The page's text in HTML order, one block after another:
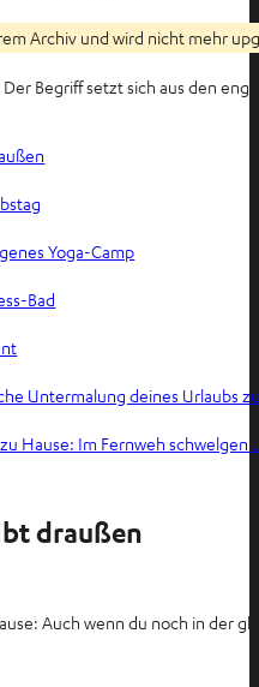
Archiv und wird nicht mehr
Begriff setzt sich aus den
Yoga-Camp
Bad
Untermalung deines Urlaubs
Hause: Im Fernweh schwelgen
draußen
Auch wenn du noch in der